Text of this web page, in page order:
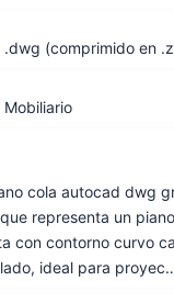
.dwg (comprimido en
Mobiliario
cola autocad dwg
representa un
con contorno curvo
ideal para